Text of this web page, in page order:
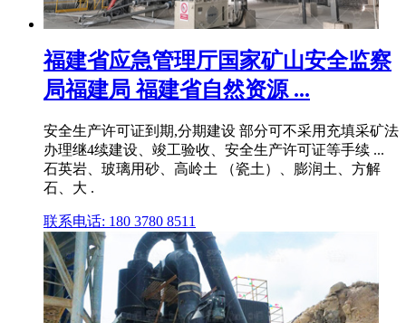
福建省应急管理厅国家矿山安全监察
局福建局 福建省自然资源 ...
安全生产许可证到期,分期建设 部分可不采用充填采矿法
办理继4续建设、竣工验收、安全生产许可证等手续 ...
石英岩、玻璃用砂、高岭土 （瓷土）、膨润土、方解
石、大 .
联系电话: 180 3780 8511